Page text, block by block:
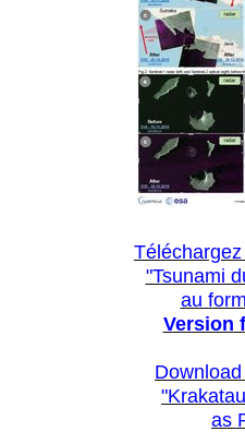
"Tsunami
au
Version
as